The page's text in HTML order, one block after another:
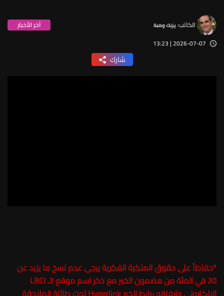
الكاتب: يزبك وهبة
آخر الأخبار
2026-07-07 | 13:23
شارك
*حفاظاً على حقوق الملكية الفكرية يرجى عدم نسخ ما يزيد عن
20 في المئة من مضمون الخبر مع ذكر اسم موقع الـ LBCI